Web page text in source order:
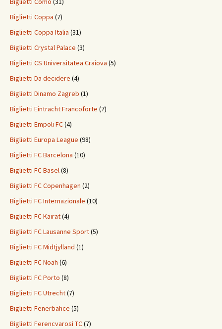
Biglietti Coppa (7)
Biglietti Coppa Italia (31)
Biglietti Crystal Palace (3)
Biglietti CS Universitatea Craiova (5)
Biglietti Da decidere (4)
Biglietti Dinamo Zagreb (1)
Biglietti Eintracht Francoforte (7)
Biglietti Empoli FC(4)
Biglietti Europa League (98)
Biglietti FC Barcelona (10)
Biglietti FC Basel(8)
Biglietti FC Copenhagen (2)
Biglietti FC Internazionale (10)
Biglietti FC Kairat(4)
Biglietti FC Lausanne Sport(5)
Biglietti FC Midtjylland (1)
Biglietti FC Noah (6)
Biglietti FC Porto (8)
Biglietti FC Utrecht(7)
Biglietti Fenerbahce (5)
Biglietti Ferencvarosi TC(7)